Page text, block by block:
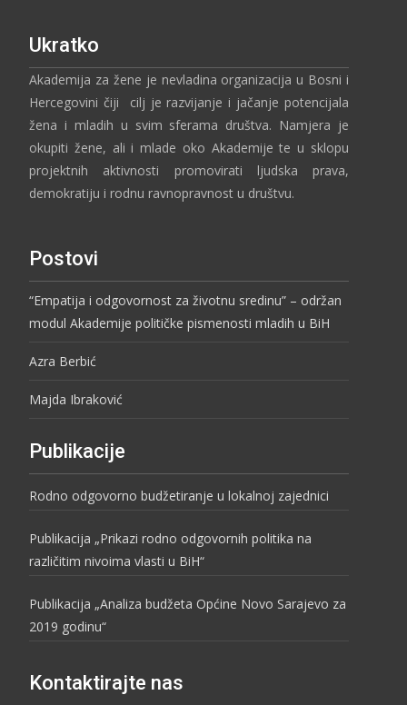
Ukratko
Akademija za žene je nevladina organizacija u Bosni i
Hercegovini čiji cilj je razvijanje i jačanje potencijala
žena i mladih u svim sferama društva. Namjera je
okupiti žene, ali i mlade oko Akademije te u sklopu
projektnih aktivnosti promovirati ljudska prava,
demokratiju i rodnu ravnopravnost u društvu.
Postovi
“Empatija i odgovornost za životnu sredinu” – održan
modul Akademije političke pismenosti mladih u BiH
Azra Berbić
Majda Ibraković
Publikacije
Rodno odgovorno budžetiranje u lokalnoj zajednici
Publikacija „Prikazi rodno odgovornih politika na
različitim nivoima vlasti u BiH“
Publikacija „Analiza budžeta Općine Novo Sarajevo za
2019 godinu“
Kontaktirajte nas